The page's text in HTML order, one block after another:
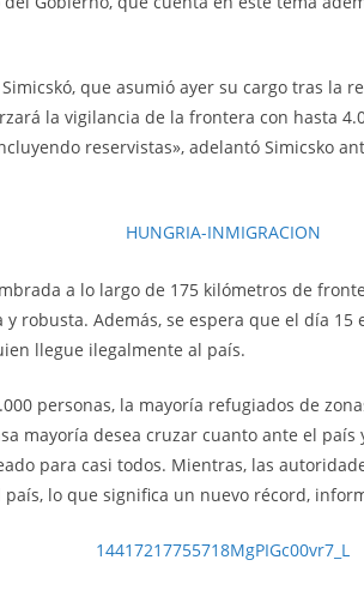
que asumió ayer su cargo tras la
la vigilancia de la frontera con hasta
reservistas», adelantó Simicsko
a lo largo de 175 kilómetros de
robusta. Además, se espera que el día
llegue ilegalmente al país.
personas, la mayoría refugiados de
mayoría desea cruzar cuanto ante el
para casi todos. Mientras, las
lo que significa un nuevo récord,